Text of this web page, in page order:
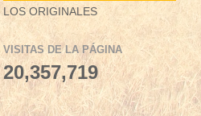
LOS ORIGINALES
VISITAS DE LA PÁGINA
20,357,719